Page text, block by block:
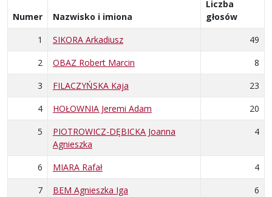
Numer Nazwisko i imiona
Liczba
głosów
1
SIKORA Arkadiusz
49
2
OBAZ Robert Marcin
8
3
FILACZYŃSKA Kaja
23
4
HOŁOWNIA Jeremi Adam
20
5
PIOTROWICZ-DĘBICKA Joanna
Agnieszka
4
6 MIARA Rafał
4
7
BEM Agnieszka Iga
6